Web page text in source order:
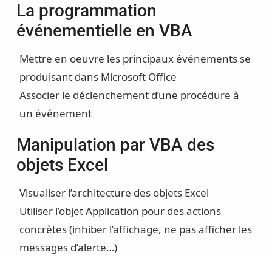
La programmation
événementielle en VBA
Mettre en oeuvre les principaux événements se
produisant dans Microsoft Office
Associer le déclenchement d’une procédure à
un événement
Manipulation par VBA des
objets Excel
Visualiser l’architecture des objets Excel
Utiliser l’objet Application pour des actions
concrètes (inhiber l’affichage, ne pas afficher les
messages d’alerte…)